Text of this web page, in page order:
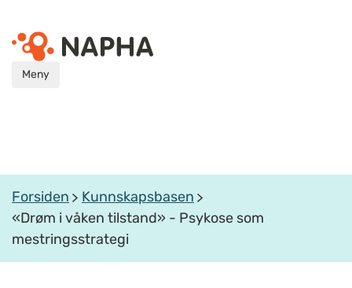
Meny
Forsiden
Kunnskapsbasen
«Drøm i våken tilstand» - Psykose som
mestringsstrategi